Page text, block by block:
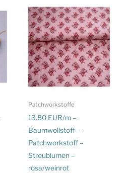
Patchworkstoffe
13.80 EUR/m –
Baumwollstoff –
Patchworkstoff –
Streublumen –
rosa/weinrot